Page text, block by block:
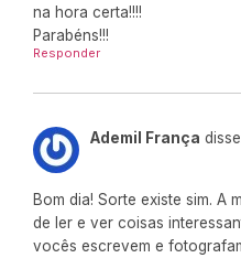
na hora certa!!!!
Parabéns!!!
Responder
Ademil França
Bom dia! Sorte existe sim. A
de ler e ver coisas
vocês escrevem e